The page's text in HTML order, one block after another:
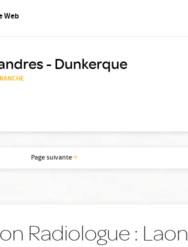
Web
- Dunkerque
Page suivante
Radiologue : Laon